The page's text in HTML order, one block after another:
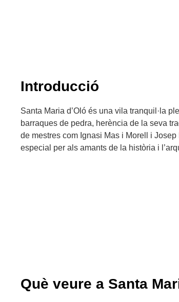
Introducció
Santa Maria d’Oló és una vila tranquil·la
barraques de pedra, herència de la seva
de mestres com Ignasi Mas i Morell i
especial per als amants de la història i
Què veure a Santa